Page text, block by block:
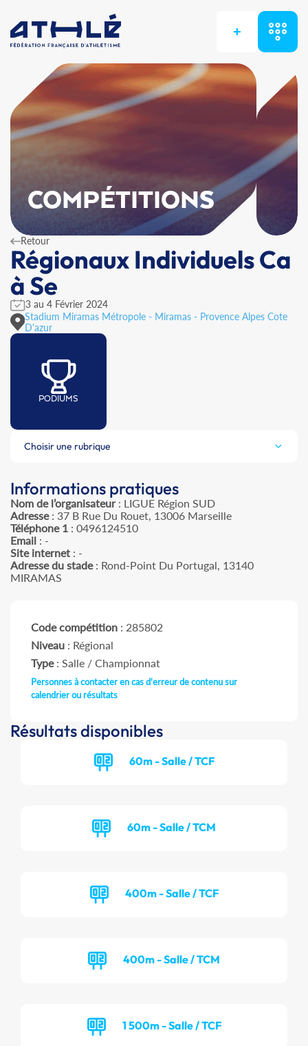
+
COMPÉTITIONS
Retour
Régionaux Individuels Ca
à Se
3 au 4 Février 2024
Stadium Miramas Métropole - Miramas - Provence Alpes Cote
D'azur
PODIUMS
Choisir une rubrique
Informations pratiques
Nom de l’organisateur: LIGUE Région SUD
Adresse: 37 B Rue Du Rouet, 13006 Marseille
Téléphone 1 : 0496124510
Email : -
Site internet : -
Adresse du stade: Rond-Point Du Portugal, 13140
MIRAMAS
Code compétition : 285802
Niveau : Régional
Type: Salle / Championnat
Personnes à contacter en cas d'erreur de contenu sur
calendrier ou résultats
Résultats disponibles
60m - Salle / TCF
60m - Salle / TCM
400m - Salle / TCF
400m - Salle / TCM
1 500m - Salle / TCF